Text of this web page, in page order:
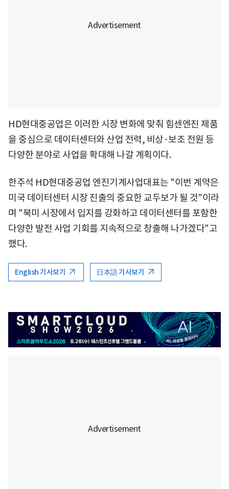
HD현대중공업은 이러한 시장 변화에 맞춰 힘센엔진 제품
을 중심으로 데이터센터와 산업 전력, 비상·보조 전원 등
다양한 분야로 사업을 확대해 나갈 계획이다.
한주석 HD현대중공업 엔진기계사업대표는 "이번 계약은
미국 데이터센터 시장 진출의 중요한 교두보가 될 것"이라
며 "북미 시장에서 입지를 강화하고 데이터센터를 포함한
다양한 발전 사업 기회를 지속적으로 창출해 나가겠다"고
했다.
English 기사보기 日本語 기사보기